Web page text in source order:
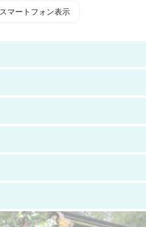
スマートフォン表示